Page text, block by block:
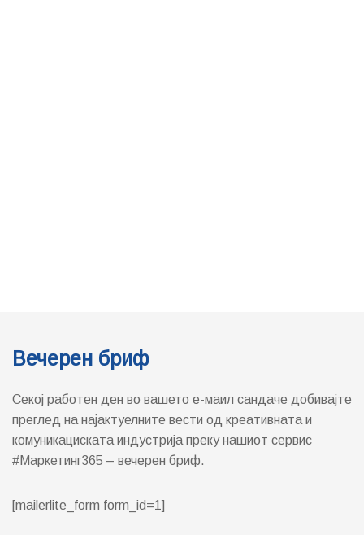
Вечерен бриф
Секој работен ден во вашето е-маил сандаче добивајте
преглед на најактуелните вести од креативната и
комуникациската индустрија преку нашиот сервис
#Маркетинг365 – вечерен бриф.
[mailerlite_form form_id=1]